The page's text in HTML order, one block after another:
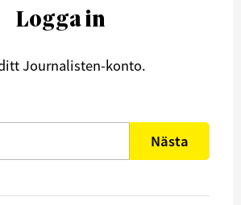
Logga in
Journalisten-konto.
Nästa